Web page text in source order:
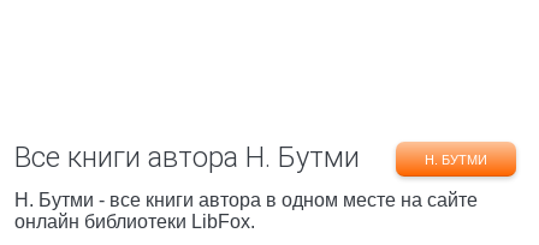
Все книги автора Н. Бутми Н. БУТМИ
Н. Бутми - все книги автора в одном месте на сайте
онлайн библиотеки LibFox.